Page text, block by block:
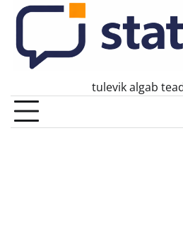
Skip
content
tulevik algab